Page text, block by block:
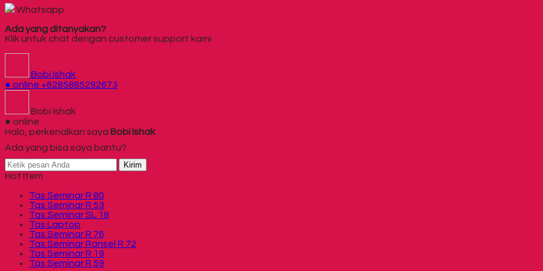
Whatsapp
Ada yang ditanyakan?
Klik untuk chat dengan customer support kami
Bobi Ishak
● online +6285885292673
Bobi Ishak
● online
Halo, perkenalkan saya Bobi Ishak
Ada yang bisa saya bantu?
Kirim
Hot Item
Tas Seminar R 80
Tas Seminar R 53
Tas Seminar SL 18
Tas Laptop
Tas Seminar R 76
Tas Seminar Ransel R 72
Tas Seminar R 19
Tas Seminar R 59